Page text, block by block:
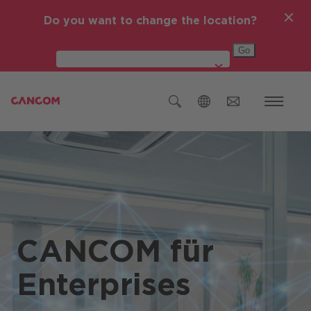
Do you want to change the location?
IT-Themen
Deutschland
Romania (Română)
Global (English)
CANCOM für
Enterprises